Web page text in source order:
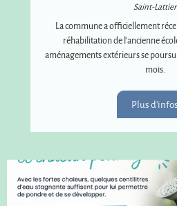
Saint-Lattier
La commune a officiellement
réhabilitation de l'ancienne
aménagements extérieurs se
mois.
Plus d'infos